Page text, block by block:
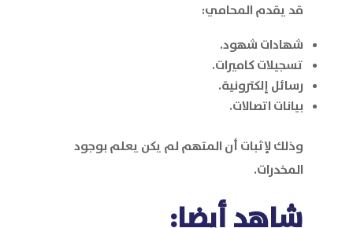
قد يقدم المحامي:
شهادات شهود.
تسجيلات كاميرات.
رسائل إلكترونية.
بيانات اتصالات.
وذلك لإثبات أن المتهم لم يكن يعلم بوجود
المخدرات.
شاهد أيضا: